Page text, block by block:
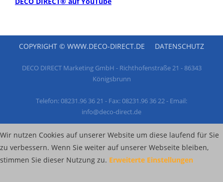
COPYRIGHT © WWW.DECO-DIRECT.DE DATENSCHUTZ
DECO DIRECT Marketing GmbH - Richthofenstraße 21 - 86343
Königsbrunn
Telefon: 08231.96 36 21 - Fax: 08231.96 36 22 - Email:
info@deco-direct.de
Wir nutzen Cookies auf unserer Website um diese laufend für Sie
zu verbessern. Wenn Sie weiter auf unserer Webseite bleiben,
stimmen Sie dieser Nutzung zu. Erweiterte Einstellungen